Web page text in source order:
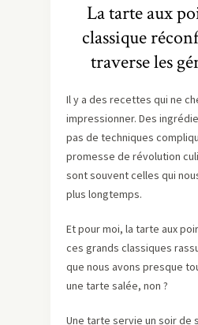
La tarte aux
classique
traverse les
Il y a des recettes qui ne
impressionner. Des
pas de techniques
promesse de révolution
sont souvent celles qui
plus longtemps.
Et pour moi, la tarte aux
ces grands classiques
que nous avons presque
une tarte salée, non ?
Une tarte servie un soir de